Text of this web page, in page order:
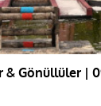
& Gönüllüler |